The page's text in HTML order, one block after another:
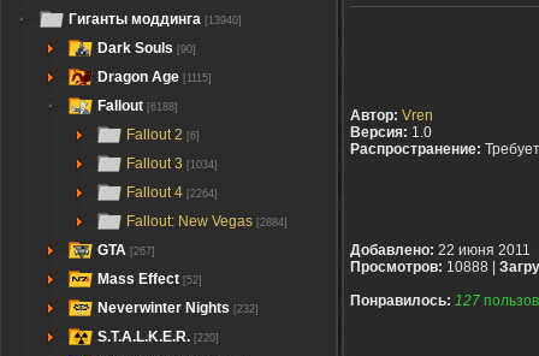
Гиганты моддинга [13940]
Dark Souls [90]
Dragon Age [1115]
Fallout [6188]
Fallout 2 [6]
Fallout 3 [1034]
Fallout 4 [2264]
Fallout: New Vegas [2884]
GTA [267]
Mass Effect [52]
Neverwinter Nights [232]
S.T.A.L.K.E.R. [220]
Автор: Vren
Версия: 1.0
Распространение:
Добавлено: 22 июня 2011
Просмотров: 10888 |
Понравилось: 127